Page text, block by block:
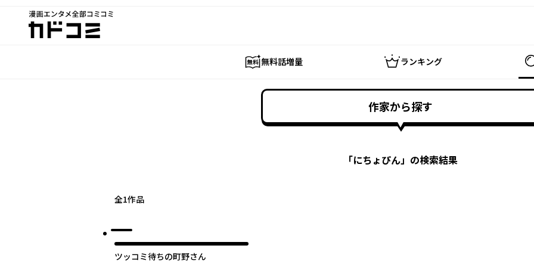
漫画エンタメ全部コミコミ
カドコミ
無料話増量 ランキング
作家から探す
「にちょぴん」の検索結果
全1作品
ツッコミ待ちの町野さん